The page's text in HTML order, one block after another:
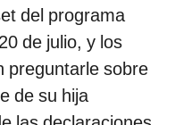
del programa
de julio, y los
preguntarle sobre
de su hija